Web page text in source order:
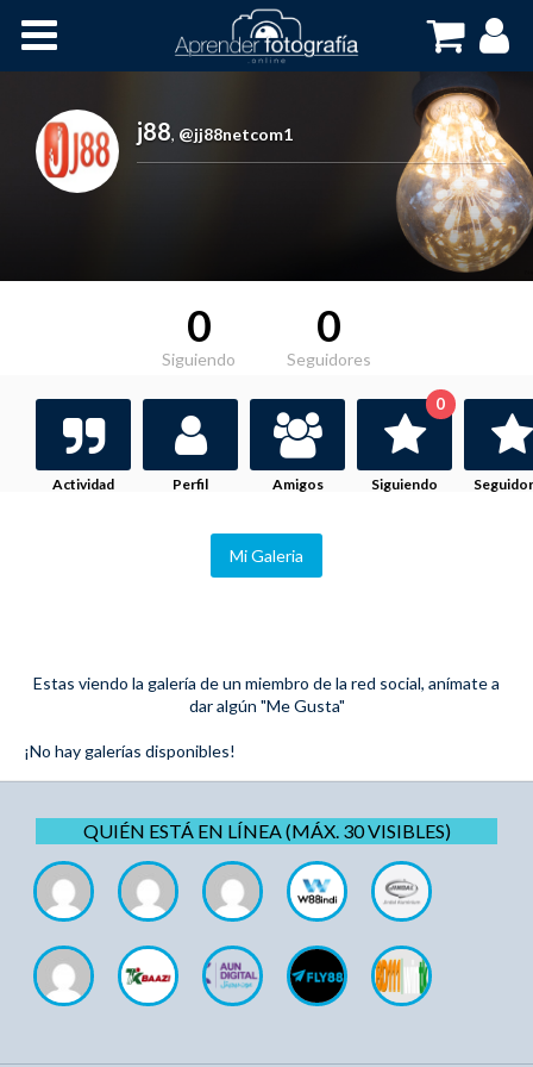
Cursos OnLine
j88, @jj88netcom1
0
Siguiendo
0
Seguidores
Actividad Perfil Amigos Siguiendo
0
Mi Galeria
Estas viendo la galería de un miembro de la red social, anímate a
dar algún "Me Gusta"
¡No hay galerías disponibles!
QUIÉN ESTÁ EN LÍNEA (MÁX. 30 VISIBLES)